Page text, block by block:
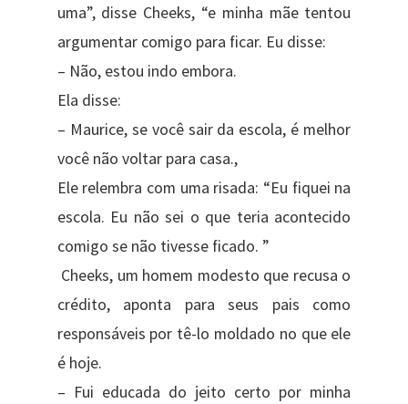
uma”, disse Cheeks, “e minha mãe tentou
argumentar comigo para ficar. Eu disse:
– Não, estou indo embora.
Ela disse:
– Maurice, se você sair da escola, é melhor
você não voltar para casa.,
Ele relembra com uma risada: “Eu fiquei na
escola. Eu não sei o que teria acontecido
comigo se não tivesse ficado. ”
Cheeks, um homem modesto que recusa o
crédito, aponta para seus pais como
responsáveis por tê-lo moldado no que ele
é hoje.
– Fui educada do jeito certo por minha